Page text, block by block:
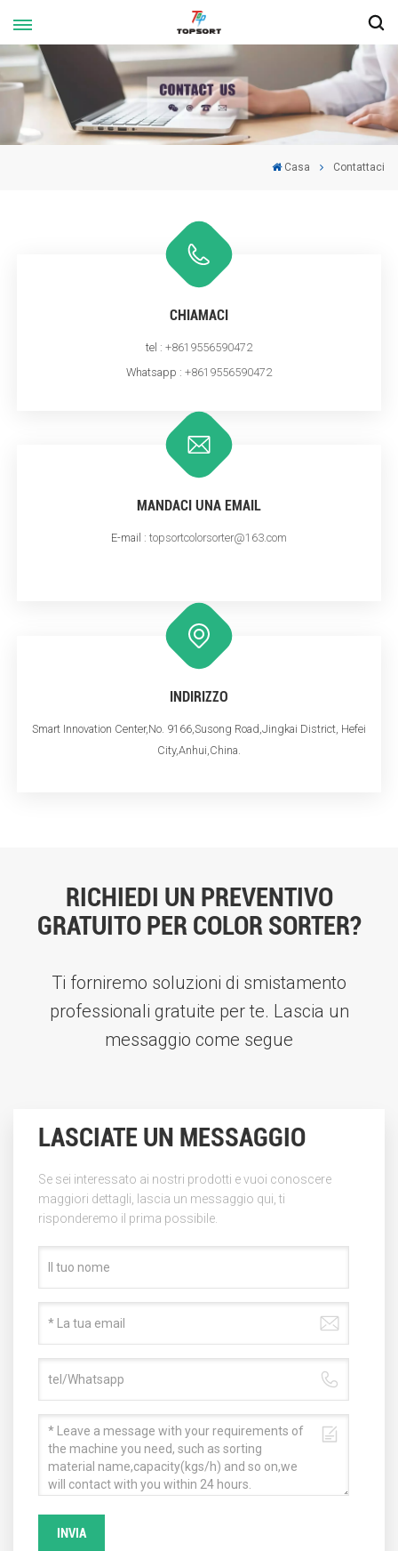
Casa Contattaci
CHIAMACI
tel : +8619556590472
Whatsapp : +8619556590472
MANDACI UNA EMAIL
E-mail : topsortcolorsorter@163.com
INDIRIZZO
Smart Innovation Center,No. 9166,Susong Road,Jingkai District, Hefei
City,Anhui,China.
RICHIEDI UN PREVENTIVO
GRATUITO PER COLOR SORTER?
Ti forniremo soluzioni di smistamento
professionali gratuite per te. Lascia un
messaggio come segue
LASCIATE UN MESSAGGIO
Se sei interessato ai nostri prodotti e vuoi conoscere
maggiori dettagli, lascia un messaggio qui, ti
risponderemo il prima possibile.
INVIA